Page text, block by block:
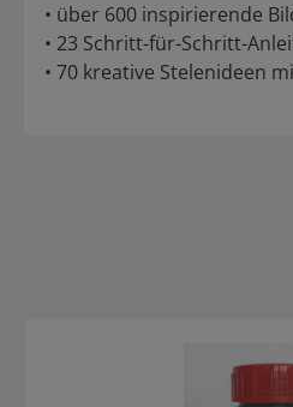
• über 600 inspirierende
• 23 Schritt-für-Schritt-
• 70 kreative Stelenideen